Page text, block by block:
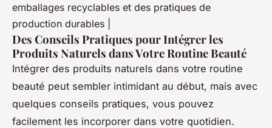
emballages recyclables et des pratiques de
production durables |
Des Conseils Pratiques pour Intégrer les
Produits Naturels dans Votre Routine Beauté
Intégrer des produits naturels dans votre routine
beauté peut sembler intimidant au début, mais avec
quelques conseils pratiques, vous pouvez
facilement les incorporer dans votre quotidien.